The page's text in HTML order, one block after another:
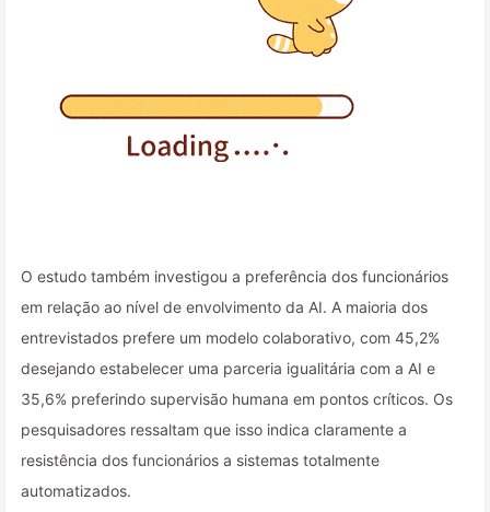
O estudo também investigou a preferência dos funcionários
em relação ao nível de envolvimento da AI. A maioria dos
entrevistados prefere um modelo colaborativo, com 45,2%
desejando estabelecer uma parceria igualitária com a AI e
35,6% preferindo supervisão humana em pontos críticos. Os
pesquisadores ressaltam que isso indica claramente a
resistência dos funcionários a sistemas totalmente
automatizados.